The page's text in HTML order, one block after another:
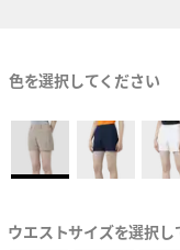
色を選択してください
ウエストサイズを選択し